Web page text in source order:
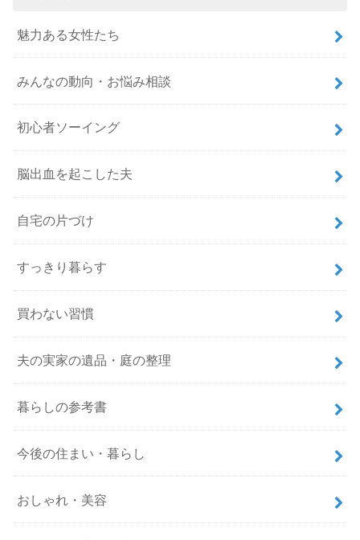
魅力ある女性たち
みんなの動向・お悩み相談
初心者ソーイング
脳出血を起こした夫
自宅の片づけ
すっきり暮らす
買わない習慣
夫の実家の遺品・庭の整理
暮らしの参考書
今後の住まい・暮らし
おしゃれ・美容